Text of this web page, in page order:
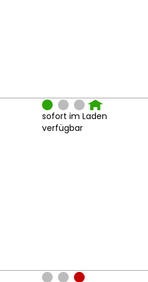
sofort im Laden
verfügbar